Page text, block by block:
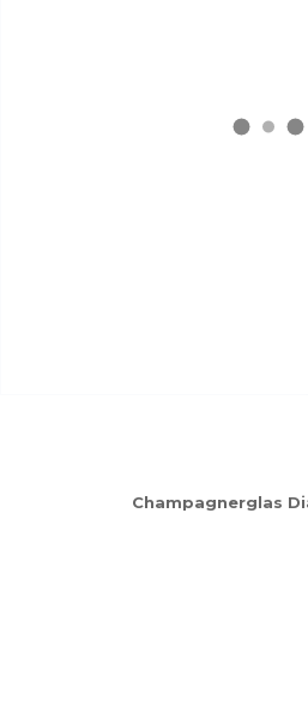
Champagnerglas